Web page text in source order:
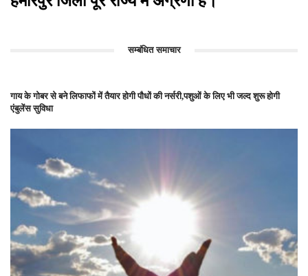
सम्बंधित समाचार
गाय के गोबर से बने लिफाफों में तैयार होगी पौधों की नर्सरी,पशुओं के लिए भी जल्द शुरू होगी
एंबुलेंस सुविधा